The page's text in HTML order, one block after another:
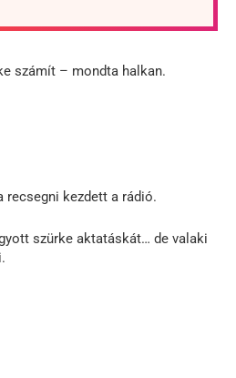
számít – mondta halkan.
recsegni kezdett a rádió.
szürke aktatáskát… de valaki